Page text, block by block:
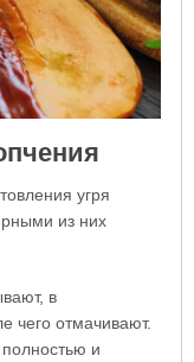
угря
из них
в
чего отмачивают.
и